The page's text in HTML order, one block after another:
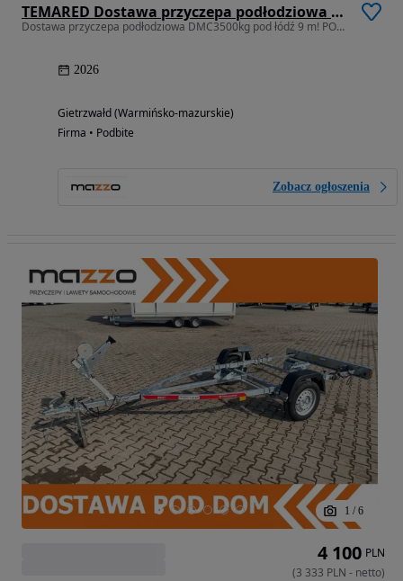
TEMARED Dostawa przyczepa podłodziowa DMC3500kg pod łódź 9 m! POSZERZANA, WODOSZCZELNE ŁOŻYSKA, TRZYOSIOWA
Dostawa przyczepa podłodziowa DMC3500kg pod łódź 9 m! POSZERZANA, WODO
2026
Gietrzwałd (Warmińsko-mazurskie)
Firma • Podbite
Zobacz ogłoszenia
1 / 6
4 100 PLN
(3 333 PLN - netto)